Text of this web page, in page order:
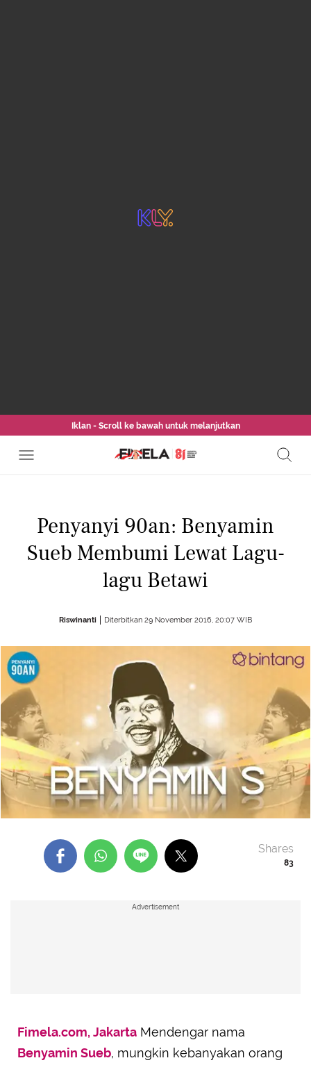
Iklan - Scroll ke bawah untuk melanjutkan
Penyanyi 90an: Benyamin
Sueb Membumi Lewat Lagu-
lagu Betawi
Riswinanti Diterbitkan 29 November 2016, 20:07 WIB
83
Shares
Advertisement
Fimela.com, Jakarta Mendengar nama
Benyamin Sueb, mungkin kebanyakan orang